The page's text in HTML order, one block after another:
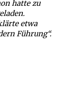
hatte zu
etwa
Führung“.